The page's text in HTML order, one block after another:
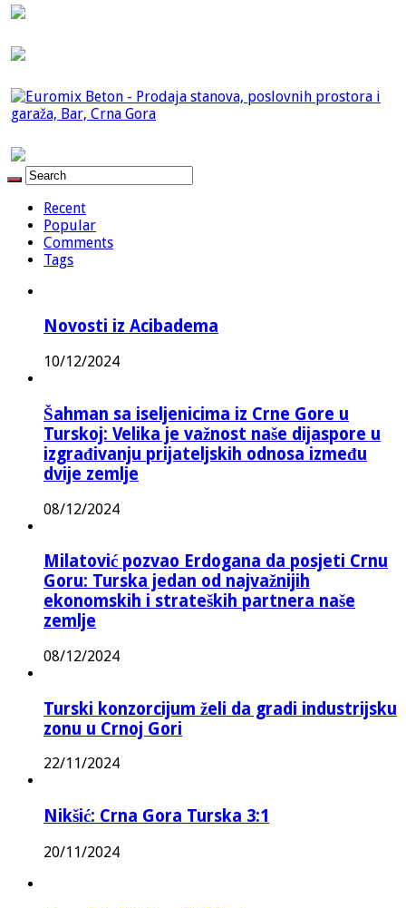
Recent
Popular
Comments
Tags
Novosti iz Acibadema
10/12/2024
Šahman sa iseljenicima iz Crne Gore u
Turskoj: Velika je važnost naše dijaspore u
izgrađivanju prijateljskih odnosa između
dvije zemlje
08/12/2024
Milatović pozvao Erdogana da posjeti Crnu
Goru: Turska jedan od najvažnijih
ekonomskih i strateških partnera naše
zemlje
08/12/2024
Turski konzorcijum želi da gradi industrijsku
zonu u Crnoj Gori
22/11/2024
Nikšić: Crna Gora Turska 3:1
20/11/2024